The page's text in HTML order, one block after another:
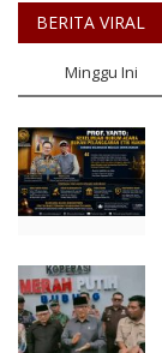
BERITA VIRAL
Minggu Ini